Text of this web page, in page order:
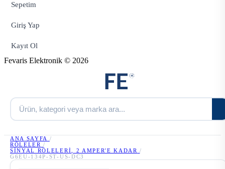
Sepetim
Giriş Yap
Kayıt Ol
Fevaris Elektronik © 2026
ANA SAYFA /
RÖLELER
/
SINYAL RÖLELERI, 2 AMPER'E KADAR
/
G6EU-134P-ST-US-DC3